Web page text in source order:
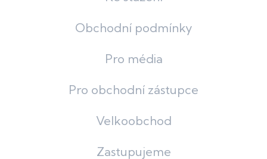
Obchodní podmínky
Pro média
Pro obchodní zástupce
Velkoobchod
Zastupujeme